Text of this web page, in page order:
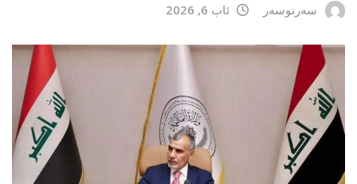
سەرنوسەر ئاب 6, 2026